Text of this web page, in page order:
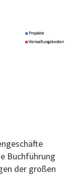
Buchführung
der großen